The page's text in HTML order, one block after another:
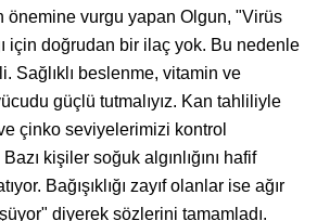
önemine vurgu yapan Olgun, "Virüs
için doğrudan bir ilaç yok. Bu nedenle
Sağlıklı beslenme, vitamin ve
güçlü tutmalıyız. Kan tahliliyle
çinko seviyelerimizi kontrol
kişiler soğuk algınlığını hafif
Bağışıklığı zayıf olanlar ise ağır
diyerek sözlerini tamamladı.